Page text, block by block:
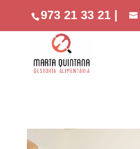
973 21 33 21 |